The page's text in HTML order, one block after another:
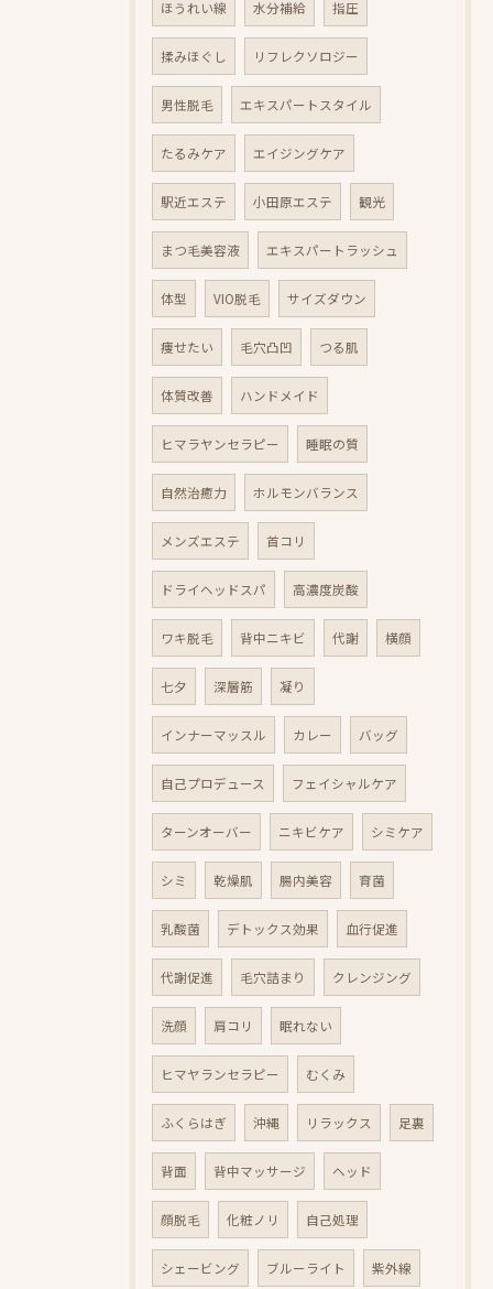
ほうれい線 水分補給 指圧
揉みほぐし リフレクソロジー
男性脱毛 エキスパートスタイル
たるみケア エイジングケア
駅近エステ 小田原エステ 観光
まつ毛美容液 エキスパートラッシュ
体型 VIO脱毛 サイズダウン
痩せたい 毛穴凸凹 つる肌
体質改善 ハンドメイド
ヒマラヤンセラピー 睡眠の質
自然治癒力 ホルモンバランス
メンズエステ 首コリ
ドライヘッドスパ 高濃度炭酸
ワキ脱毛 背中ニキビ 代謝 横顔
七夕 深層筋 凝り
インナーマッスル カレー バッグ
自己プロデュース フェイシャルケア
ターンオーバー ニキビケア シミケア
シミ 乾燥肌 腸内美容 育菌
乳酸菌 デトックス効果 血行促進
代謝促進 毛穴詰まり クレンジング
洗顔 肩コリ 眠れない
ヒマヤランセラピー むくみ
ふくらはぎ 沖縄 リラックス 足裏
背面 背中マッサージ ヘッド
顔脱毛 化粧ノリ 自己処理
シェービング ブルーライト 紫外線